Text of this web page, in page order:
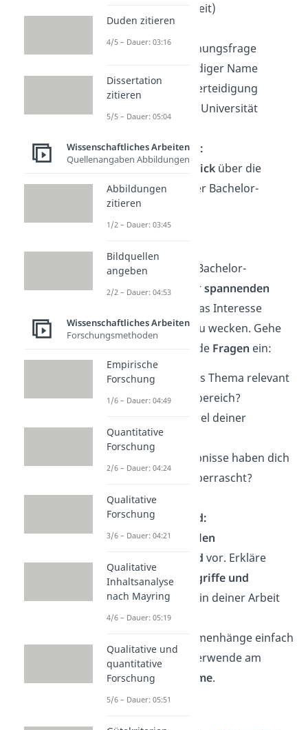
(Bachelorarbeit)
Titel deiner
Arbeit/Forschungsfrage
dein vollständiger Name
Datum der Verteidigung
Name deiner Universität
Inhaltsübersicht:
Gib einen
Überblicküber die
Gliederung deiner Bachelor-
Präsentation.
Beginne
deinen Bachelor-
Vortrag mit einerspannenden
, um das Interesse
deiner Zuhörer zu wecken. Gehe
dabei auf folgendeFragen ein:
Warum ist das Thema relevant
für den Fachbereich?
Was ist das Ziel deiner
Forschung?
Welche Ergebnisse haben dich
besonders überrascht?
Forschungsstand:
Stelle denaktuellen
Forschungsstand vor. Erkläre
wichtigeFachbegriffe und
Theorien, die du in deiner Arbeit
verwendet hast.
Wenn du Zusammenhänge einfach
erklären willst, verwende am
bestenDiagramme.
Duden zitieren
4/5 – Dauer: 03:16
Dissertation
zitieren
5/5 – Dauer: 05:04
Wissenschaftliches Arbeiten
Quellenangaben Abbildungen
Abbildungen
zitieren
1/2 – Dauer: 03:45
Bildquellen
angeben
2/2 – Dauer: 04:53
Wissenschaftliches Arbeiten
Forschungsmethoden
Empirische
Forschung
1/6 – Dauer: 04:49
Quantitative
Forschung
2/6 – Dauer: 04:24
Qualitative
Forschung
3/6 – Dauer: 04:21
Qualitative
Inhaltsanalyse
nach Mayring
4/6 – Dauer: 05:19
Qualitative und
quantitative
Forschung
5/6 – Dauer: 05:51